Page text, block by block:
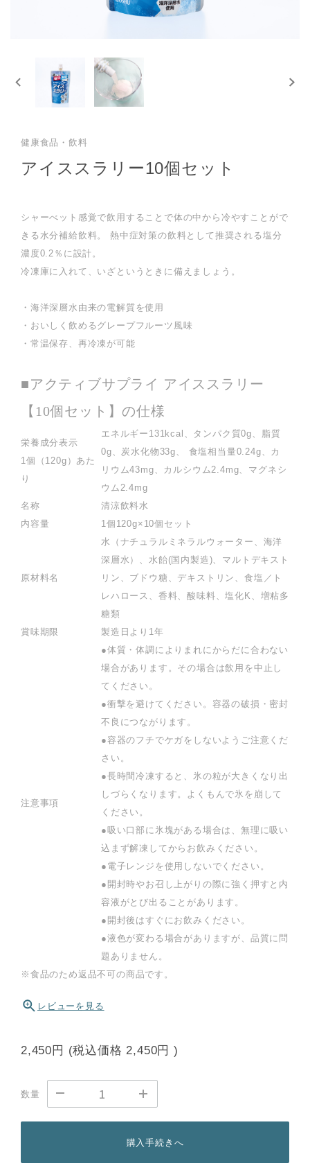
健康食品・飲料
アイススラリー10個セット
シャーべット感覚で飲用することで体の中から冷やすことがで
きる水分補給飲料。 熱中症対策の飲料として推奨される塩分
濃度0.2％に設計。
冷凍庫に入れて、いざというときに備えましょう。
・海洋深層水由来の電解質を使用
・おいしく飲めるグレープフルーツ風味
・常温保存、再冷凍が可能
■アクティブサプライ アイススラリー
【10個セット】の仕様
栄養成分表示
1個（120g）あた
り
エネルギー131kcal、タンパク質0g、脂質
0g、炭水化物33g、 食塩相当量0.24g、カ
リウム43mg、カルシウム2.4mg、マグネシ
ウム2.4mg
名称
清涼飲料水
内容量
1個120g×10個セット
原材料名
水（ナチュラルミネラルウォーター、海洋
深層水）、水飴(国内製造)、マルトデキスト
リン、ブドウ糖、デキストリン、食塩／ト
レハロース、香料、酸味料、塩化K、増粘多
糖類
賞味期限
製造日より1年
注意事項
●体質・体調によりまれにからだに合わない
場合があります。その場合は飲用を中止し
てください。
●衝撃を避けてください。容器の破損・密封
不良につながります。
●容器のフチでケガをしないようご注意くだ
さい。
●長時間冷凍すると、氷の粒が大きくなり出
しづらくなります。よくもんで氷を崩して
ください。
●吸い口部に氷塊がある場合は、無理に吸い
込まず解凍してからお飲みください。
●電子レンジを使用しないでください。
●開封時やお召し上がりの際に強く押すと内
容液がとび出ることがあります。
●開封後はすぐにお飲みください。
●液色が変わる場合がありますが、品質に問
題ありません。
※食品のため返品不可の商品です。
レビューを見る
2,450円 (税込価格2,450円 )
数量
購入手続きへ